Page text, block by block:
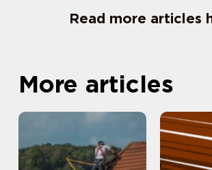
Read more articles
More articles